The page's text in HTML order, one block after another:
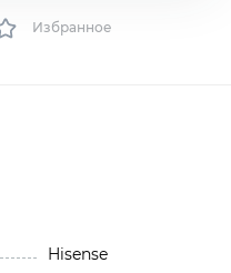
Избранное
Hisense